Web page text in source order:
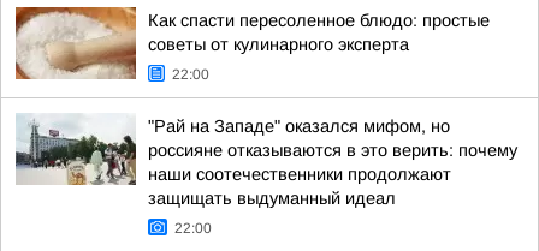
Как спасти пересоленное блюдо: простые
советы от кулинарного эксперта
22:00
"Рай на Западе" оказался мифом, но
россияне отказываются в это верить: почему
наши соотечественники продолжают
защищать выдуманный идеал
22:00